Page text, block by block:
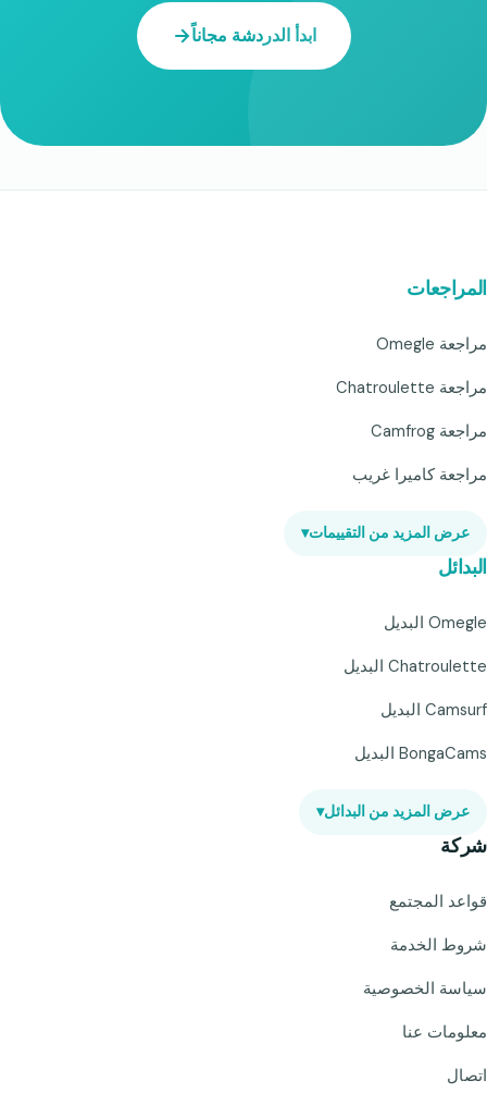
ابدأ الدردشة مجاناً
المراجعات
مراجعة Omegle
مراجعة Chatroulette
مراجعة Camfrog
مراجعة كاميرا غريب
عرض المزيد من التقييمات▾
البدائل
Omegle البديل
Chatroulette البديل
Camsurf البديل
BongaCams البديل
عرض المزيد من البدائل▾
شركة
قواعد المجتمع
شروط الخدمة
سياسة الخصوصية
معلومات عنا
اتصال